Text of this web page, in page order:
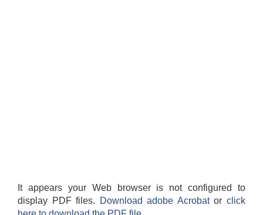
It appears your Web browser is not configured to
display PDF files.
Download adobe Acrobatorclick